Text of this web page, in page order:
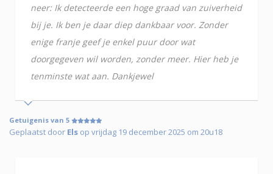
neer: Ik detecteerde een hoge graad van zuiverheid
bij je. Ik ben je daar diep dankbaar voor. Zonder
enige franje geef je enkel puur door wat
doorgegeven wil worden, zonder meer. Hier heb je
tenminste wat aan. Dankjewel
Getuigenis van 5
Geplaatst door Els op vrijdag 19 december 2025 om 20u18